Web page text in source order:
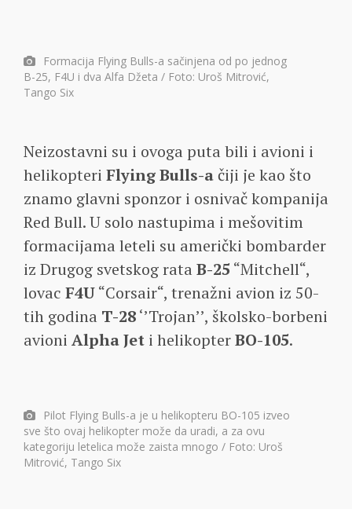
Formacija Flying Bulls-a sačinjena od po jednog
B-25, F4U i dva Alfa Džeta / Foto: Uroš Mitrović,
Tango Six
Neizostavni su i ovoga puta bili i avioni i
helikopteri Flying Bulls-ačiji je kao što
znamo glavni sponzor i osnivač kompanija
Red Bull. U solo nastupima i mešovitim
formacijama leteli su američki bombarder
iz Drugog svetskog rata B-25 “Mitchell“,
lovac F4U“Corsair“, trenažni avion iz 50-
tih godina T-28‘’Trojan’’, školsko-borbeni
avioni Alpha Jet i helikopterBO-105.
Pilot Flying Bulls-a je u helikopteru BO-105 izveo
sve što ovaj helikopter može da uradi, a za ovu
kategoriju letelica može zaista mnogo / Foto: Uroš
Mitrović, Tango Six